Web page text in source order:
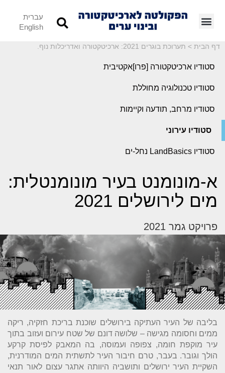
עברית
English
דף הבית > תערוכת בוגרים 2021: ארכיטקטורה ואדריכלות נוף.
סטודיו ארכיטקטורה [פרו]אקטיבית
סטודיו טכנולוגיה מחוללת
סטודיו מרחב, תודעה וקיימות
סטודיו עירוני
סטודיו LandBasics נחל-ים
א-מונומנט בעיר מונומנטלית:
מים לירושלים 2021
פרויקט גמר 2021
בליבה של העיר העתיקה בירושלים שוכנת בריכת חזקיה, ריקה
ממים וחסומה מגישה – שלושה דונם של שטח עירום ועזוב בתוך
עיר מוקפת חומה, צפופה ועמוסה, בה המאבק לפיסת קרקע
הולך וגובר. בעבר, טרם חיבור העיר לתשתית המים המודרנית,
השקיית העיר ירושלים ותושביה היוותה אתגר עצום לאור תנאי